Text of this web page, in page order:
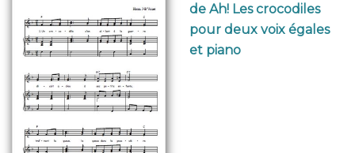
de Ah! Les crocodiles
pour deux voix égales
et piano